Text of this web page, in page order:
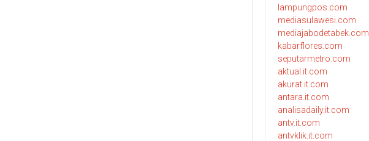
lampungpos.com
mediasulawesi.com
mediajabodetabek.com
kabarflores.com
seputarmetro.com
aktual.it.com
akurat.it.com
antara.it.com
analisadaily.it.com
antv.it.com
antvklik.it.com